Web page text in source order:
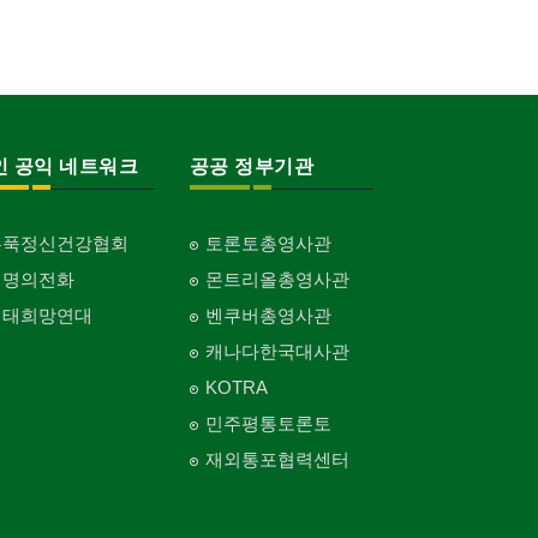
공익 네트워크
정신건강협회
의전화
희망연대
공공 정부기관
토론토총영사관
몬트리올총영사관
벤쿠버총영사관
캐나다한국대사관
KOTRA
민주평통토론토
재외통포협력센터